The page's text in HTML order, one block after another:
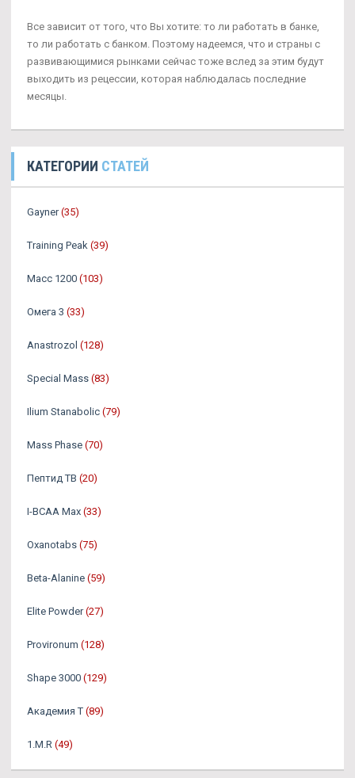
Все зависит от того, что Вы хотите: то ли работать в банке,
то ли работать с банком. Поэтому надеемся, что и страны с
развивающимися рынками сейчас тоже вслед за этим будут
выходить из рецессии, которая наблюдалась последние
месяцы.
КАТЕГОРИИ СТАТЕЙ
Gayner (35)
Training Peak (39)
Масс 1200 (103)
Омега 3 (33)
Аnastrozol (128)
Special Mass (83)
Ilium Stanabolic (79)
Mass Phase (70)
Пептид TB (20)
I-BCAA Max (33)
Oxanotabs (75)
Beta-Alanine (59)
Elite Powder (27)
Provironum (128)
Shape 3000 (129)
Академия Т (89)
1.M.R (49)